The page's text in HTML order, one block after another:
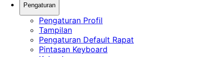
Pengaturan
Pengaturan Profil
Tampilan
Pengaturan Default Rapat
Pintasan Keyboard